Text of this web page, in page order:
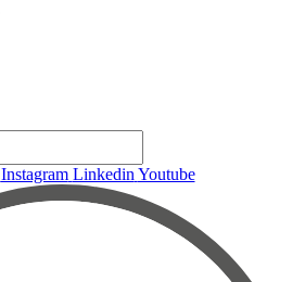
Instagram Linkedin Youtube